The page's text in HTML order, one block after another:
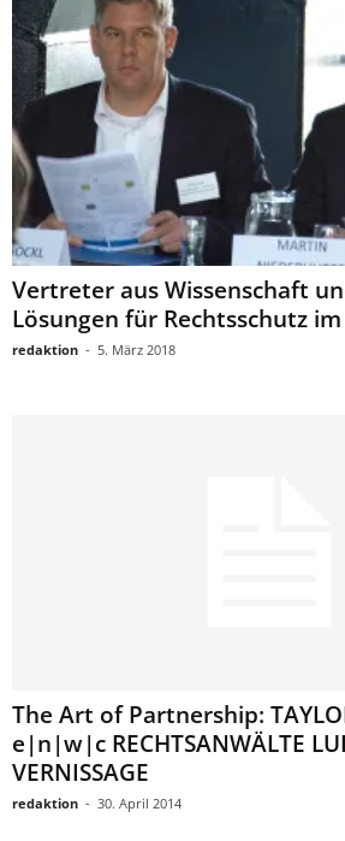
Vertreter aus Wissenschaft
Lösungen für Rechtsschutz
redaktion - 5. März 2018
The Art of Partnership:
e|n|w|c RECHTSANWÄLTE
VERNISSAGE
redaktion - 30. April 2014